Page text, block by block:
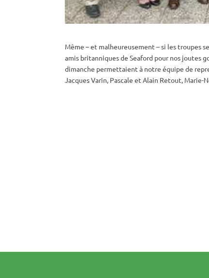
Même – et malheureusement – si les troupes
amis britanniques de Seaford pour nos joutes
dimanche permettaient à notre équipe de
Jacques Varin, Pascale et Alain Retout, Marie-